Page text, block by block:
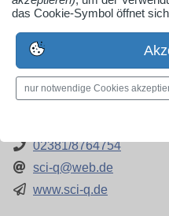
Paracelsus GmbH & Co.
Sabine Wältermann
Paracelsuspark 3
59063 Hamm
02381/8764754
sci-q@web.de
www.sci-q.de
das Cookie-Symbol öffnet
nur notwendige Cookies